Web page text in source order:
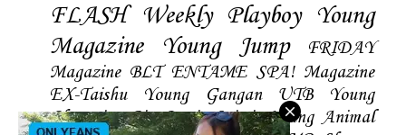
FLASH Weekly Playboy Young
Magazine
Young Jump
FRIDAY
Magazine BLT ENTAME SPA! Magazine
EX-Taishu
Young Gangan UTB
Young
Champion Big Comic Spirtis Young Animal